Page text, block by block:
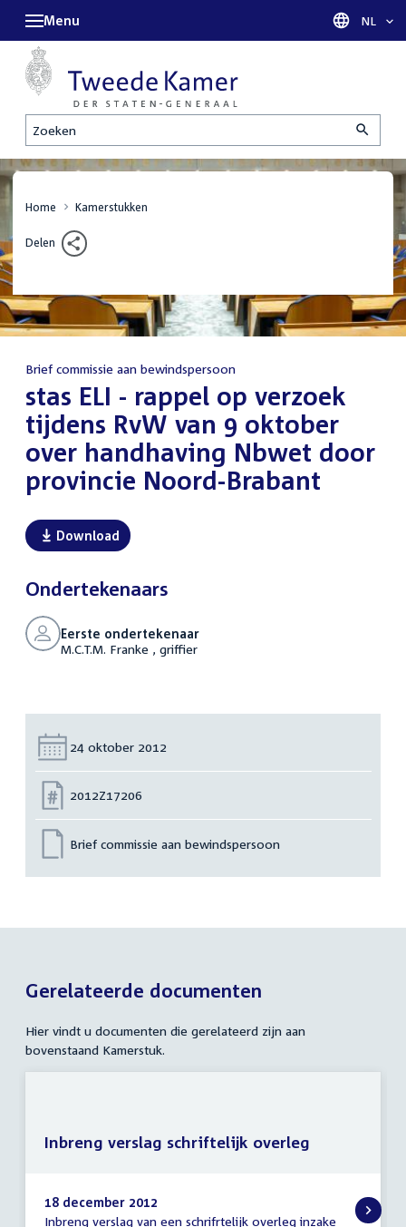
Zoeken
Menu Taal
NL
Home Kamerstukken
Delen
Brief commissie aan bewindspersoon
:
stas ELI - rappel op verzoek
tijdens RvW van 9 oktober
over handhaving Nbwet door
provincie Noord-Brabant
Download
Ondertekenaars
Eerste ondertekenaar
M.C.T.M. Franke , griffier
Datum:
24 oktober 2012
Nummer:
2012Z17206
Brief commissie aan bewindspersoon
Gerelateerde documenten
Hier vindt u documenten die gerelateerd zijn aan
bovenstaand Kamerstuk.
18 december 2012
Inbreng verslag van een schrifrtelijk overleg inzake
Inbreng verslag schriftelijk overleg